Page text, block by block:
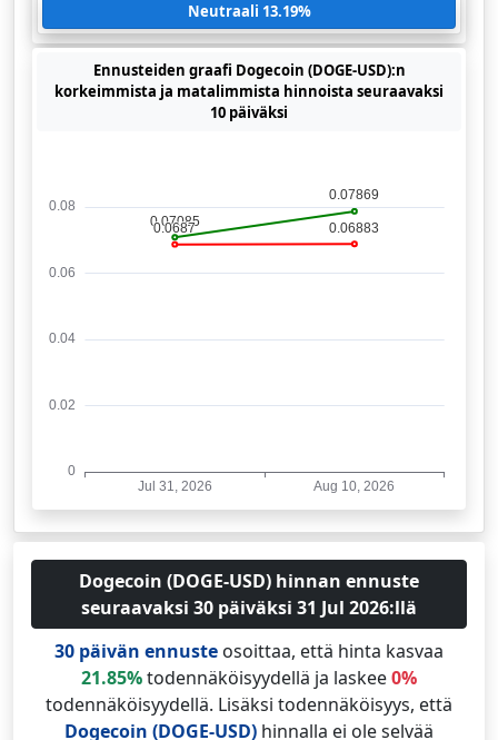
Neutraali 13.19%
Ennusteiden graafi Dogecoin (DOGE-USD):n
korkeimmista ja matalimmista hinnoista seuraavaksi
10 päiväksi
Dogecoin (DOGE-USD) hinnan ennuste
seuraavaksi 30 päiväksi 31 Jul 2026:llä
30 päivän ennuste osoittaa, että hinta kasvaa
21.85%todennäköisyydellä ja laskee0%
todennäköisyydellä. Lisäksi todennäköisyys, että
Dogecoin (DOGE-USD) hinnalla ei ole selvää